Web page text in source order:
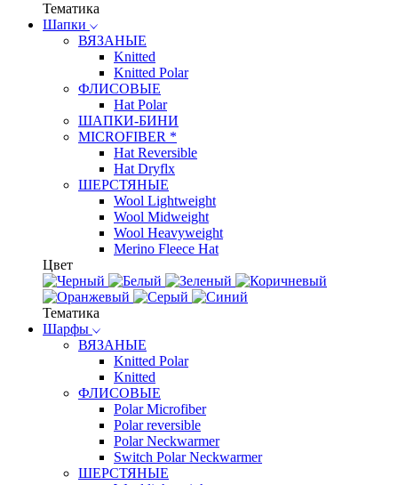
Тематика
Шапки
ВЯЗАНЫЕ
Knitted
Knitted Polar
ФЛИСОВЫЕ
Hat Polar
ШАПКИ-БИНИ
MICROFIBER *
Hat Reversible
Hat Dryflx
ШЕРСТЯНЫЕ
Wool Lightweight
Wool Midweight
Wool Heavyweight
Merino Fleece Hat
Цвет
Тематика
Шарфы
ВЯЗАНЫЕ
Knitted Polar
Knitted
ФЛИСОВЫЕ
Polar Microfiber
Polar reversible
Polar Neckwarmer
Switch Polar Neckwarmer
ШЕРСТЯНЫЕ